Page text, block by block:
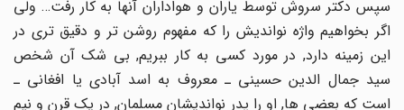
سپس دکتر سروش توسط یاران و هواداران آنها به کار رفت… ولى
اگر بخواهیم واژه نواندیش را که مفهوم روشن تر و دقیق ترى در
این زمینه دارد, در مورد کسى به کار ببریم, بى شک آن شخص
سید جمال الدین حسینى ـ معروف به اسد آبادى یا افغانى ـ
است که بعضى ها, او را پدر نواندیشان مسلمان, در یک قرن و نیم